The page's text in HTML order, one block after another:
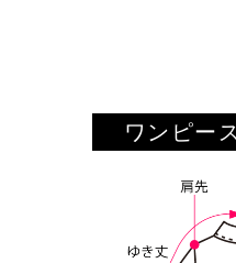
ワンピー